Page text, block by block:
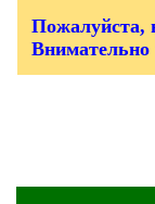
Пожалуйста,
Внимательно